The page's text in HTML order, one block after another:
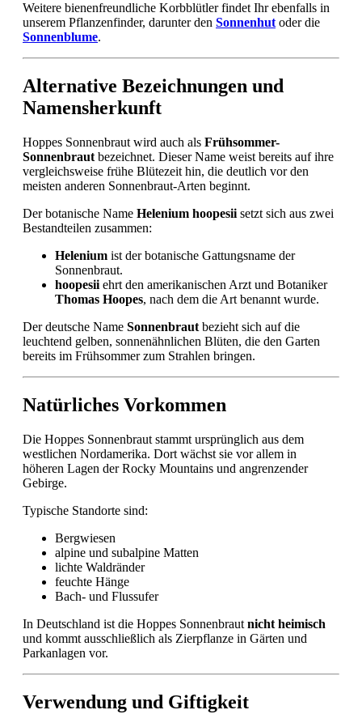
Weitere bienenfreundliche Korbblütler findet Ihr ebenfalls in
unserem Pflanzenfinder, darunter den Sonnenhut oder die
Sonnenblume.
Alternative Bezeichnungen und
Namensherkunft
Hoppes Sonnenbraut wird auch als Frühsommer-
Sonnenbraut bezeichnet. Dieser Name weist bereits auf ihre
vergleichsweise frühe Blütezeit hin, die deutlich vor den
meisten anderen Sonnenbraut-Arten beginnt.
Der botanische Name Helenium hoopesii setzt sich aus zwei
Bestandteilen zusammen:
Helenium ist der botanische Gattungsname der
Sonnenbraut.
hoopesii ehrt den amerikanischen Arzt und Botaniker
Thomas Hoopes, nach dem die Art benannt wurde.
Der deutsche Name Sonnenbraut bezieht sich auf die
leuchtend gelben, sonnenähnlichen Blüten, die den Garten
bereits im Frühsommer zum Strahlen bringen.
Natürliches Vorkommen
Die Hoppes Sonnenbraut stammt ursprünglich aus dem
westlichen Nordamerika. Dort wächst sie vor allem in
höheren Lagen der Rocky Mountains und angrenzender
Gebirge.
Typische Standorte sind:
Bergwiesen
alpine und subalpine Matten
lichte Waldränder
feuchte Hänge
Bach- und Flussufer
In Deutschland ist die Hoppes Sonnenbraut nicht heimisch
und kommt ausschließlich als Zierpflanze in Gärten und
Parkanlagen vor.
Verwendung und Giftigkeit